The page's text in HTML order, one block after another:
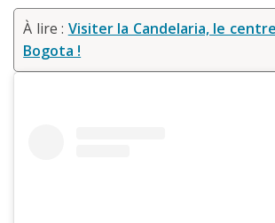
À lire : Visiter la Candelaria, le
Bogota !